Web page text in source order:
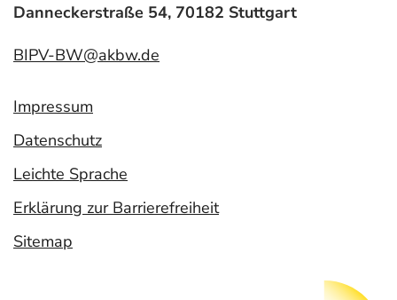
Danneckerstraße 54, 70182 Stuttgart
BIPV-BW@akbw.de
Impressum
Datenschutz
Leichte Sprache
Erklärung zur Barrierefreiheit
Sitemap